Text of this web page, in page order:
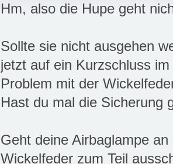
Hm, also die Hupe geht
Sollte sie nicht ausgehen
jetzt auf ein Kurzschluss
Problem mit der
Hast du mal die Sicherung
Geht deine Airbaglampe
Wickelfeder zum Teil